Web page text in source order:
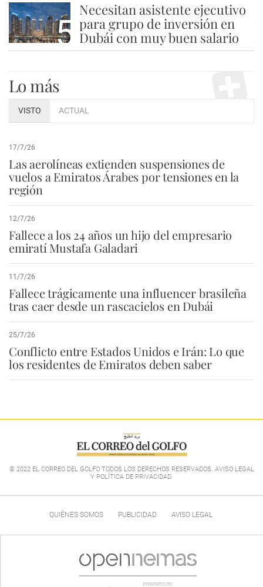
5
Necesitan asistente ejecutivo
para grupo de inversión en
Dubái con muy buen salario
Lo más
VISTO ACTUAL
17/7/26
Las aerolíneas extienden suspensiones de
vuelos a Emiratos Árabes por tensiones en la
región
12/7/26
Fallece a los 24 años un hijo del empresario
emiratí Mustafa Galadari
11/7/26
Fallece trágicamente una influencer brasileña
tras caer desde un rascacielos en Dubái
25/7/26
Conflicto entre Estados Unidos e Irán: Lo que
los residentes de Emiratos deben saber
© 2022 EL CORREO DEL GOLFO TODOS LOS DERECHOS RESERVADOS. AVISO LEGAL
Y POLÍTICA DE PRIVACIDAD.
QUIÉNES SOMOS PUBLICIDAD AVISO LEGAL